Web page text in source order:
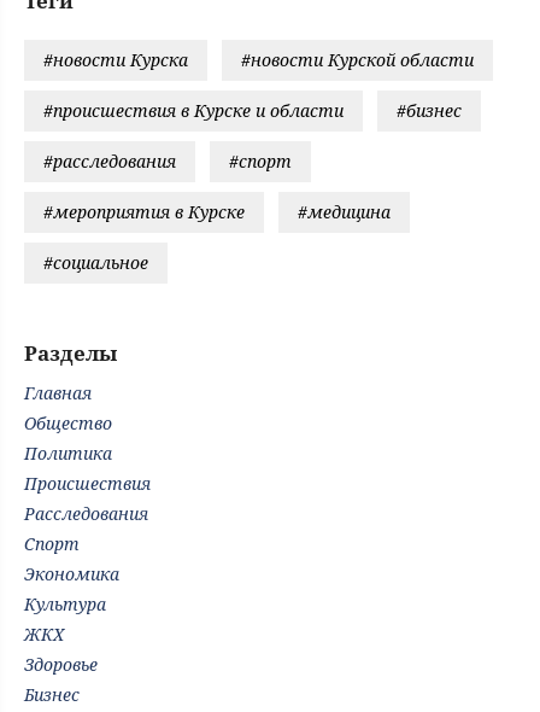
#новости Курска #новости Курской области
#происшествия в Курске и области #бизнес
#расследования #спорт
#мероприятия в Курске #медицина
#социальное
Разделы
Главная
Общество
Политика
Происшествия
Расследования
Спорт
Экономика
Культура
ЖКХ
Здоровье
Бизнес